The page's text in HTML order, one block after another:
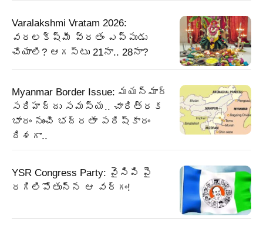
Varalakshmi Vratam 2026:
వరలక్ష్మీ వ్రతం ఎప్పుడు
చేయాలి? ఆగస్టు 21నా.. 28నా?
Myanmar Border Issue: మయన్మార్‌
సరిహద్దు సమస్య.. చారిత్రక
భారం నుంచి భద్రతా పరిష్కారం
దిశగా..
YSR Congress Party: వైసిపి పై
రగిలిపోతున్న ఆ వర్గం!